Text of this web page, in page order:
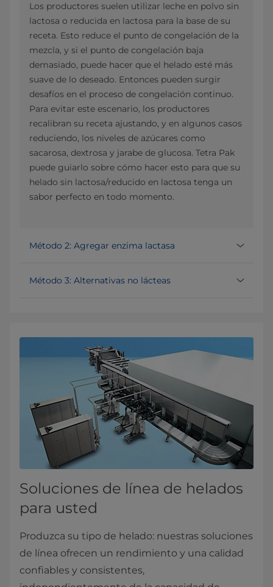
Los productores suelen utilizar leche en polvo sin
lactosa o reducida en lactosa para la base de su
receta. Esto reduce el punto de congelación de la
mezcla, y si el punto de congelación baja
demasiado, puede hacer que el helado esté más
suave de lo deseado. Entonces pueden surgir
desafíos en el proceso de congelación continuo.
Para evitar este escenario, los productores
recalibran su receta ajustando, y en algunos casos
reduciendo, los niveles de azúcares como
sacarosa, dextrosa y jarabe de glucosa. Tetra Pak
puede guiarlo sobre cómo hacer esto para que su
helado sin lactosa/reducido en lactosa tenga un
sabor perfecto en todo momento.
Método 2: Agregar enzima lactasa
Método 3: Alternativas no lácteas
Soluciones de línea de helados
para usted
Produzca su tipo de helado: nuestras soluciones
de línea ofrecen un rendimiento y una calidad
confiables y consistentes,